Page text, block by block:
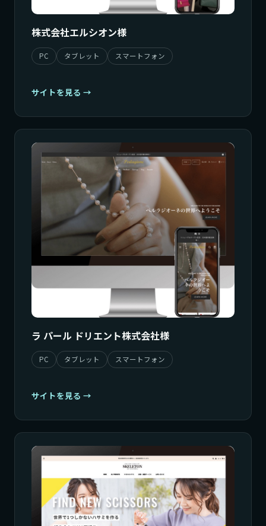
株式会社エルシオン様
PC タブレット スマートフォン
サイトを見る
ラ パール ドリエント株式会社様
PC タブレット スマートフォン
サイトを見る